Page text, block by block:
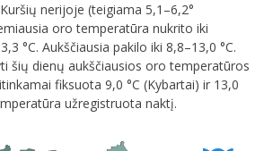
Grąžinti
viską
į
pradinę
būseną
cached
nerijoje (teigiama 5,1–6,2°
oro temperatūra nukrito iki
°C. Aukščiausia pakilo iki 8,8–13,0 °C.
šių dienų aukščiausios oro temperatūros
fiksuota 9,0 °C (Kybartai) ir 13,0
užregistruota naktį.